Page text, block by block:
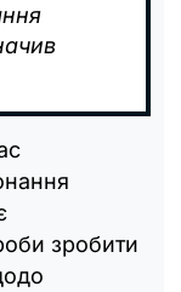
зробити